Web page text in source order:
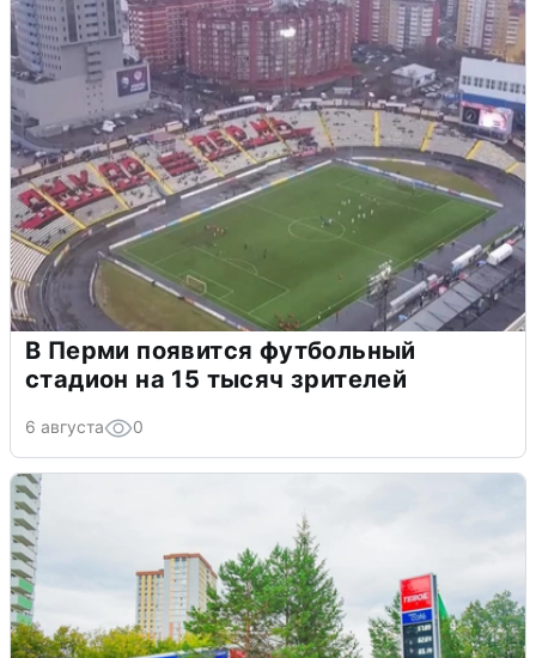
В Перми появится футбольный
стадион на 15 тысяч зрителей
6 августа 0